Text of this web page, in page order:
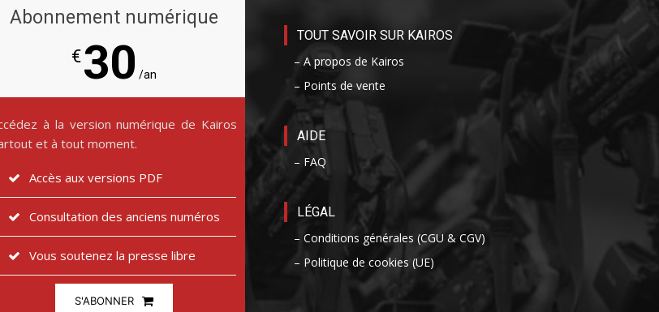
Abonnement numérique
€30 /an
à la version numérique de Kairos
et à tout moment.
Accès aux versions PDF
Consultation des anciens numéros
Vous soutenez la presse libre
S'ABONNER
TOUT SAVOIR SUR KAIROS
– A propos de Kairos
– Points de vente
AIDE
– FAQ
LÉGAL
– Conditions générales (CGU & CGV)
– Politique de cookies (UE)